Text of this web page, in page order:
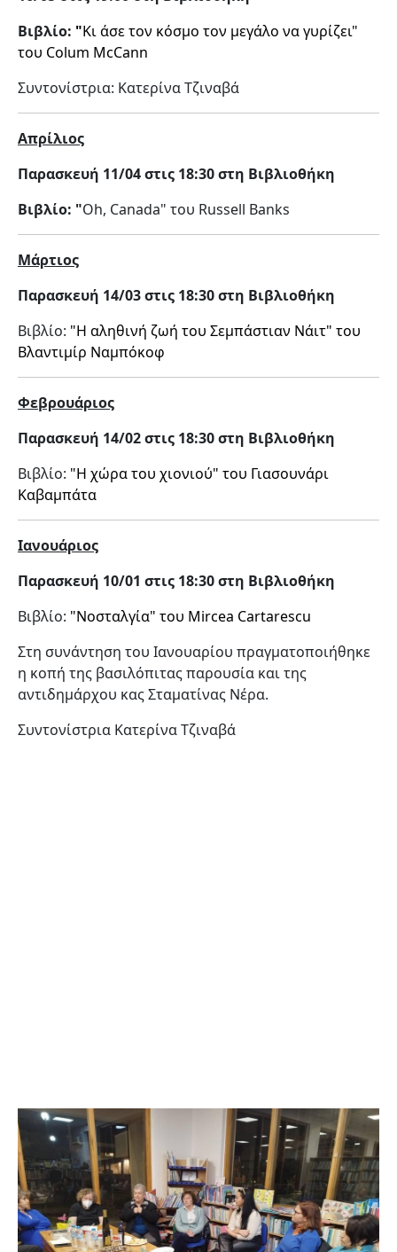
Βιβλίο: "Κι άσε τον κόσμο τον μεγάλο να γυρίζει"
του Colum McCann
Συντονίστρια: Κατερίνα Τζιναβά
Απρίλιος
Παρασκευή 11/04 στις 18:30 στη Βιβλιοθήκη
Βιβλίο: "Oh, Canada" του Russell Banks
Μάρτιος
Παρασκευή 14/03 στις 18:30 στη Βιβλιοθήκη
Βιβλίο: "Η αληθινή ζωή του Σεμπάστιαν Νάιτ" του
Βλαντιμίρ Ναμπόκοφ
Φεβρουάριος
Παρασκευή 14/02 στις 18:30 στη Βιβλιοθήκη
Βιβλίο: "Η χώρα του χιονιού" του Γιασουνάρι
Καβαμπάτα
Ιανουάριος
Παρασκευή 10/01 στις 18:30 στη Βιβλιοθήκη
Βιβλίο: "Νοσταλγία" του Mircea Cartarescu
Στη συνάντηση του Ιανουαρίου πραγματοποιήθηκε
η κοπή της βασιλόπιτας παρουσία και της
αντιδημάρχου κας Σταματίνας Νέρα.
Συντονίστρια Κατερίνα Τζιναβά